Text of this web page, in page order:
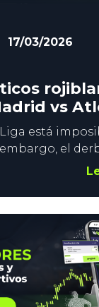
17/03/2026
vs
está
el
mucha
Alejar del título
para
deporte. En
los
el Madrid